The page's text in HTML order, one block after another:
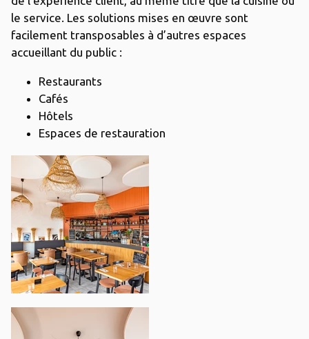
le service. Les solutions mises en œuvre sont
facilement transposables à d’autres espaces
accueillant du public :
Restaurants
Cafés
Hôtels
Espaces de restauration